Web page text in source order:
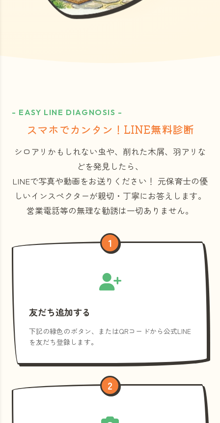
- EASY LINE DIAGNOSIS -
スマホでカンタン！LINE無料診断
シロアリかもしれない虫や、削れた木屑、羽アリな
どを発見したら、
LINEで写真や動画をお送りください！ 元保育士の優
しいインスペクターが親切・丁寧にお答えします。
営業電話等の無理な勧誘は一切ありません。
1
友だち追加する
下記の緑色のボタン、またはQRコードから公式LINE
を友だち登録します。
2